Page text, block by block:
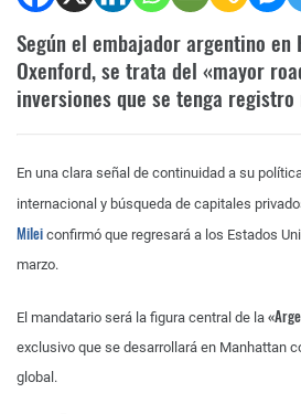
Según el embajador argentino en
Oxenford, se trata del «mayor
inversiones que se tenga
En una clara señal de continuidad a su
internacional y búsqueda de capitales
Milei confirmó que regresará a los Estados
marzo.
El mandatario será la figura central de la
exclusivo que se desarrollará en Manhattan
global.